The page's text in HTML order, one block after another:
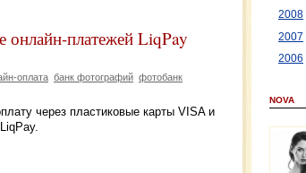
онлайн-платежей LiqPay
оплата банк фотографий фотобанк
через пластиковые карты VISA и
2008
2007
2006
NOVA